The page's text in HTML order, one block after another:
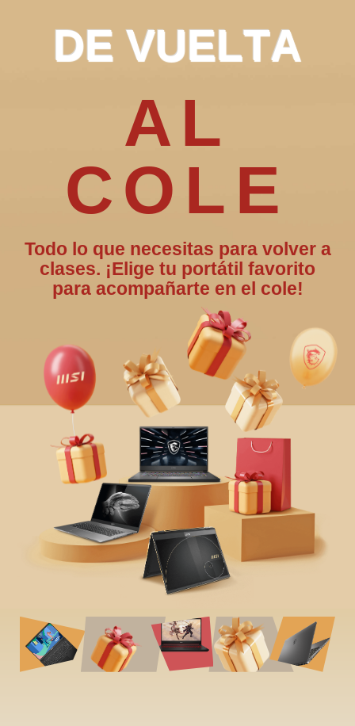
DE VUELTA
AL
COLE
Todo lo que necesitas para volver a
clases. ¡Elige tu portátil favorito
para acompañarte en el cole!